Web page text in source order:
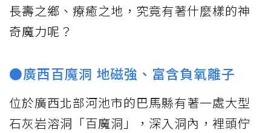
長壽之鄉、療癒之地，究竟有著什麼樣的神
奇魔力呢？
●廣西百魔洞 地磁強、富含負氧離子
位於廣西北部河池市的巴馬縣有著一處大型
石灰岩溶洞「百魔洞」，深入洞內，裡頭佇